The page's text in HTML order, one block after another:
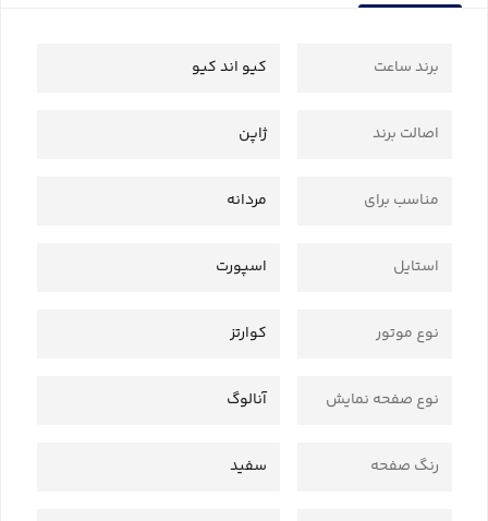
برند ساعت کیو اند کیو
اصالت برند ژاپن
مناسب برای مردانه
استایل اسپورت
نوع موتور کوارتز
نوع صفحه نمایش آنالوگ
رنگ صفحه سفید